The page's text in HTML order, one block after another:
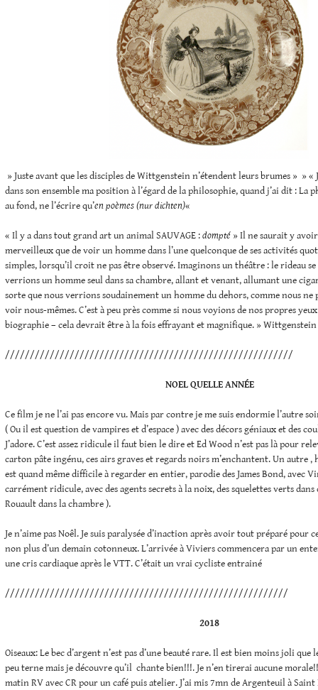
» Juste avant que les disciples de Wittgenstein n’étendent leurs brumes » » «
dans son ensemble ma position à l’égard de la philosophie, quand j’ai dit : La
au fond, ne l’écrire qu’en poèmes (nur dichten)«
« Il y a dans tout grand art un animal SAUVAGE :dompté » Il ne saurait y
merveilleux que de voir un homme dans l’une quelconque de ses activités
simples, lorsqu’il croit ne pas être observé. Imaginons un théâtre : le rideau
verrions un homme seul dans sa chambre, allant et venant, allumant une
sorte que nous verrions soudainement un homme du dehors, comme nous ne
voir nous-mêmes. C’est à peu près comme si nous voyions de nos propres
biographie – cela devrait être à la fois effrayant et magnifique. » Wittgenstein
//////////////////////////////////////////////////////////
NOEL QUELLE ANNÉE
Ce film je ne l’ai pas encore vu. Mais par contre je me suis endormie l’autre
( Ou il est question de vampires et d’espace ) avec des décors géniaux et des
J’adore. C’est assez ridicule il faut bien le dire et Ed Wood n’est pas là pour
carton pâte ingénu, ces airs graves et regards noirs m’enchantent. Un autre ,
est quand même difficile à regarder en entier, parodie des James Bond, avec
carrément ridicule, avec des agents secrets à la noix, des squelettes verts dans
Rouault dans la chambre ).
Je n’aime pas Noêl. Je suis paralysée d’inaction après avoir tout préparé pour
non plus d’un demain cotonneux. L’arrivée à Viviers commencera par un
une cris cardiaque après le VTT. C’était un vrai cycliste entrainé
/////////////////////////////////////////////////////////
2018
Oiseaux: Le bec d’argent n’est pas d’une beauté rare. Il est bien moins joli que
peu terne mais je découvre qu’il chante bien!!!. Je n’en tirerai aucune
matin RV avec CR pour un café puis atelier. J’ai mis 7mn de Argenteuil à Saint